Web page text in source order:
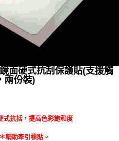
面硬式抗刮保護貼(支援觸
兩份裝)
式抗括，提高色彩飽和度
輔助牽引標貼。